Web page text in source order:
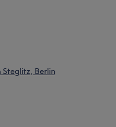
Steglitz, Berlin